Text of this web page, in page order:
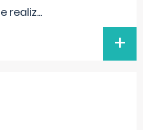
realiz...
+